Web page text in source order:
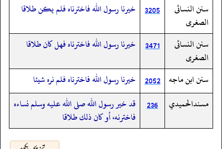
سنن النسائى
الصغرى
3205 خيرنا رسول الله فاخترناه فلم يكن طلاقا
سنن النسائى
الصغرى
3471 خيرنا رسول الله فاخترناه فهل كان طلاقا
سنن ابن ماجه 2052 خيرنا رسول الله فاخترناه فلم نره شيئا
مسندالحميدي
236
قد خير رسول الله صلى الله عليه وسلم نساءه
فاخترنه، أو كان ذلك طلاقا